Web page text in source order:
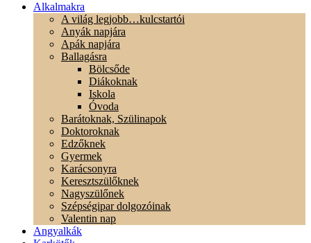
Alkalmakra
A világ legjobb…kulcstartói
Anyák napjára
Apák napjára
Ballagásra
Bölcsőde
Diákoknak
Iskola
Óvoda
Barátoknak, Szülinapok
Doktoroknak
Edzőknek
Gyermek
Karácsonyra
Keresztszülőknek
Nagyszülőnek
Szépségipar dolgozóinak
Valentin nap
Angyalkák